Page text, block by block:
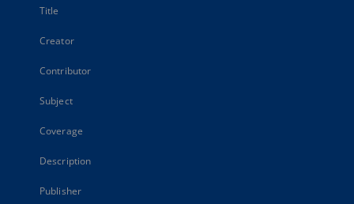
Title
Creator
Contributor
Subject
Coverage
Description
Publisher